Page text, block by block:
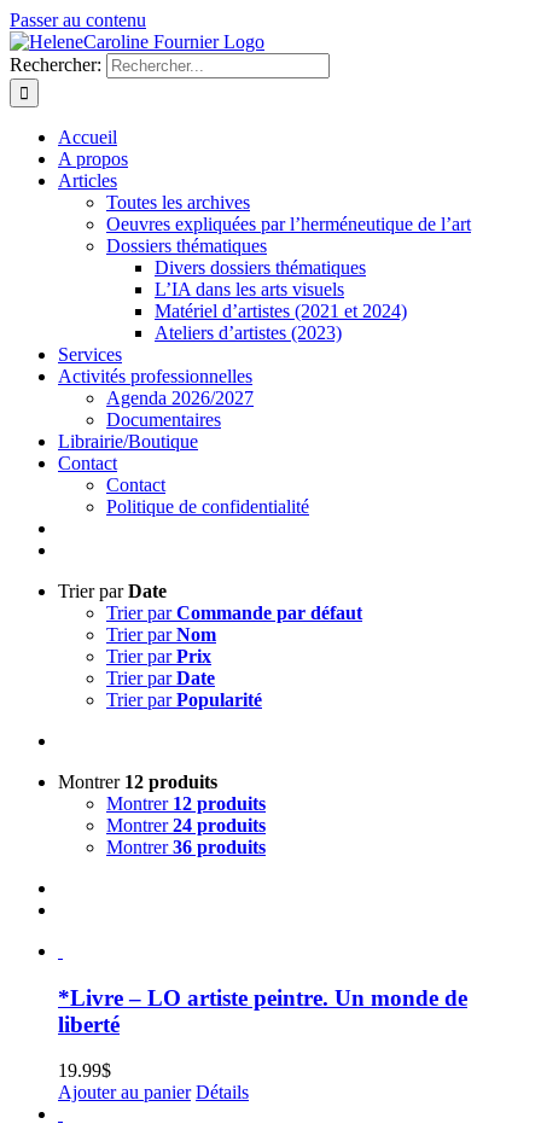
Passer au contenu
Rechercher:
Accueil
A propos
Articles
Toutes les archives
Oeuvres expliquées par l’herméneutique de l’art
Dossiers thématiques
Divers dossiers thématiques
L’IA dans les arts visuels
Matériel d’artistes (2021 et 2024)
Ateliers d’artistes (2023)
Services
Activités professionnelles
Agenda 2026/2027
Documentaires
Librairie/Boutique
Contact
Contact
Politique de confidentialité
Trier parDate
Trier parCommande par défaut
Trier parNom
Trier parPrix
Trier parDate
Trier parPopularité
Montrer 12 produits
Montrer 12 produits
Montrer24 produits
Montrer36 produits
*Livre – LO artiste peintre. Un monde de
liberté
19.99$
Ajouter au panier Détails